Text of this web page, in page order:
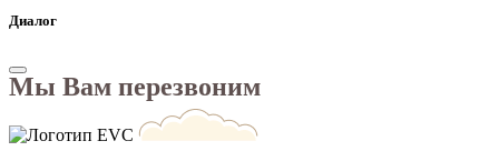
Диалог
Мы Вам перезвоним